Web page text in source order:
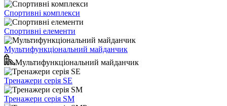
Спортивні комплекси
Спортивні елементи
Мультифункціональний майданчик
Мультифункціональний майданчик
Тренажери серія SE
Тренажери серія SM